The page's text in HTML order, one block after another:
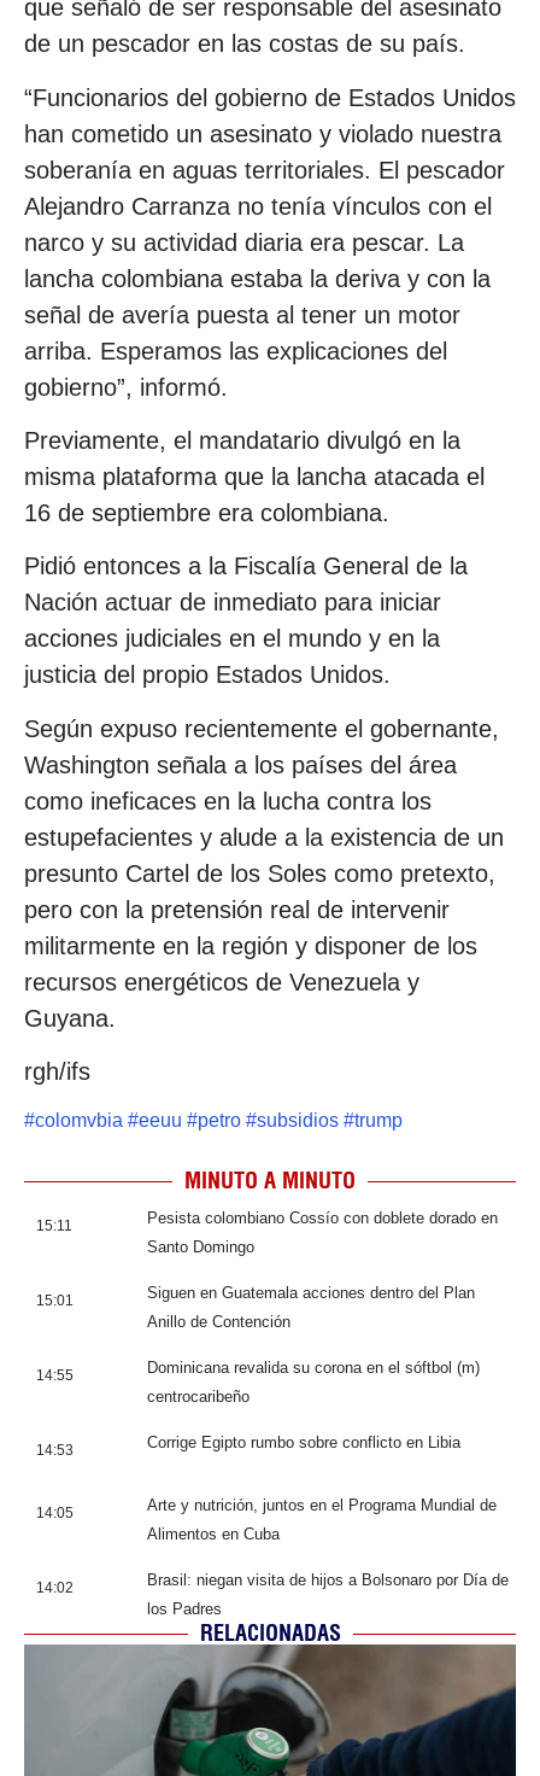
que señaló de ser responsable del asesinato
de un pescador en las costas de su país.
“Funcionarios del gobierno de Estados Unidos
han cometido un asesinato y violado nuestra
soberanía en aguas territoriales. El pescador
Alejandro Carranza no tenía vínculos con el
narco y su actividad diaria era pescar. La
lancha colombiana estaba la deriva y con la
señal de avería puesta al tener un motor
arriba. Esperamos las explicaciones del
gobierno”, informó.
Previamente, el mandatario divulgó en la
misma plataforma que la lancha atacada el
16 de septiembre era colombiana.
Pidió entonces a la Fiscalía General de la
Nación actuar de inmediato para iniciar
acciones judiciales en el mundo y en la
justicia del propio Estados Unidos.
Según expuso recientemente el gobernante,
Washington señala a los países del área
como ineficaces en la lucha contra los
estupefacientes y alude a la existencia de un
presunto Cartel de los Soles como pretexto,
pero con la pretensión real de intervenir
militarmente en la región y disponer de los
recursos energéticos de Venezuela y
Guyana.
rgh/ifs
#colomvbia #eeuu #petro #subsidios #trump
MINUTO A MINUTO
15:11
Pesista colombiano Cossío con doblete dorado en
Santo Domingo
15:01
Siguen en Guatemala acciones dentro del Plan
Anillo de Contención
14:55
Dominicana revalida su corona en el sóftbol (m)
centrocaribeño
14:53 Corrige Egipto rumbo sobre conflicto en Libia
14:05
Arte y nutrición, juntos en el Programa Mundial de
Alimentos en Cuba
14:02
Brasil: niegan visita de hijos a Bolsonaro por Día de
los Padres
RELACIONADAS